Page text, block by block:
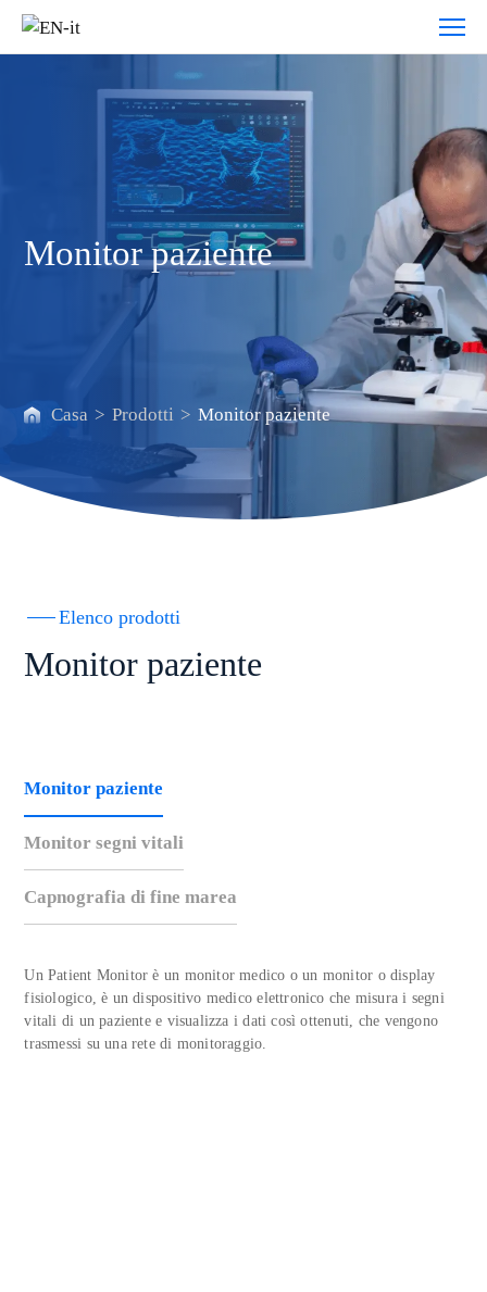
Monitor
paziente
Monitor paziente
Casa > Prodotti > Monitor paziente
Elenco prodotti
Monitor paziente
Monitor paziente
Monitor segni vitali
Capnografia di fine marea
Un Patient Monitor è un monitor medico o un monitor o display
fisiologico, è un dispositivo medico elettronico che misura i segni
vitali di un paziente e visualizza i dati così ottenuti, che vengono
trasmessi su una rete di monitoraggio.